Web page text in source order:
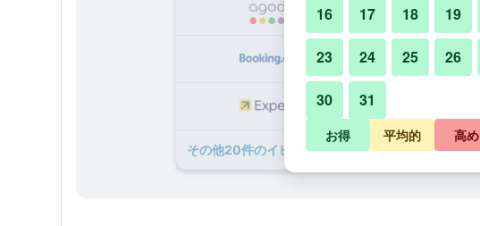
¥6,775
¥6,778
​その他20​件のイビス アブダビ ゲートのオファー
16 17 18 19
23 24 25 26
30 31
お得 平均的 高め